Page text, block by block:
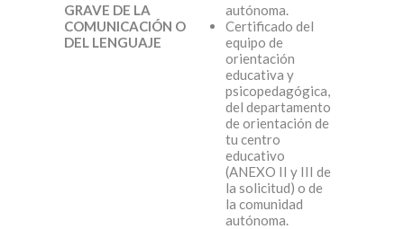
GRAVE DE LA
COMUNICACIÓN O
DEL LENGUAJE
autónoma.
Certificado del
equipo de
orientación
educativa y
psicopedagógica,
del departamento
de orientación de
tu centro
educativo
(ANEXO II y III de
la solicitud) o de
la comunidad
autónoma.